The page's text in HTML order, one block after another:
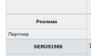
Реклама
Партнер
SERO91988